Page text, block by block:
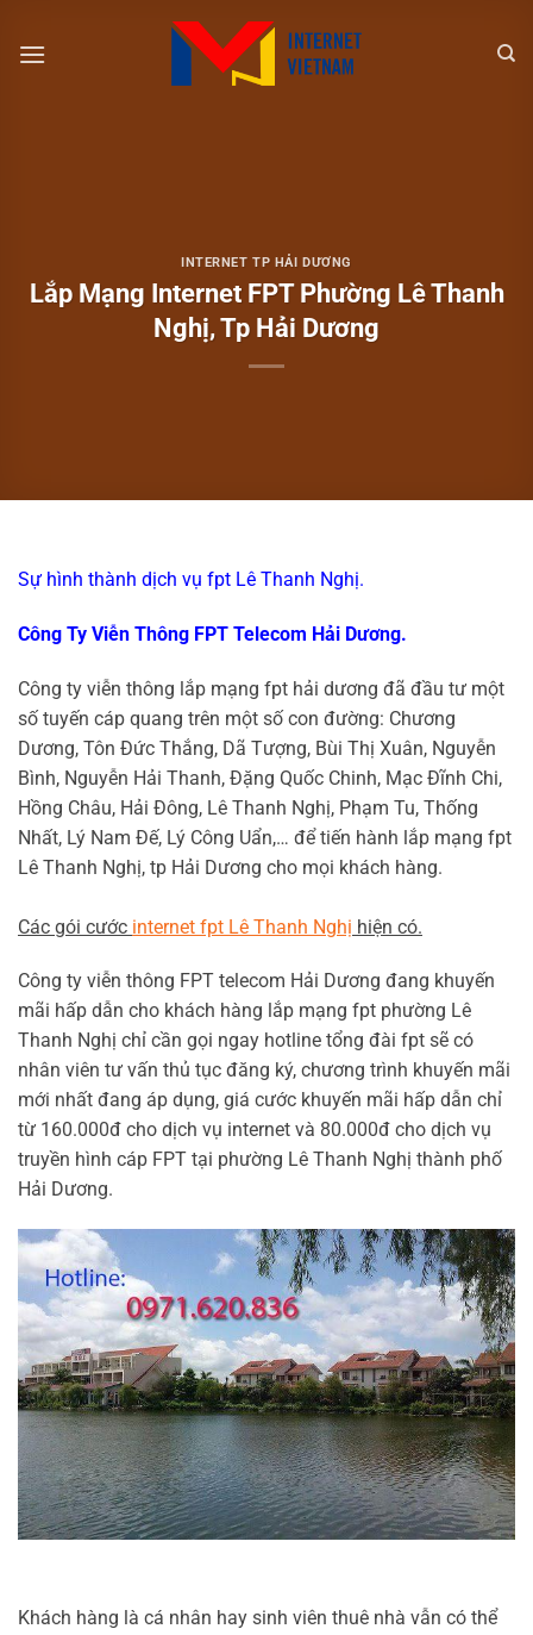
đến
INTERNET TP HẢI DƯƠNG
Lắp Mạng Internet FPT Phường Lê Thanh
Nghị, Tp Hải Dương
Sự hình thành dịch vụ fpt Lê Thanh Nghị.
Công Ty Viễn Thông FPT Telecom Hải Dương.
Công ty viễn thông lắp mạng fpt hải dương đã đầu tư một
số tuyến cáp quang trên một số con đường: Chương
Dương, Tôn Đức Thắng, Dã Tượng, Bùi Thị Xuân, Nguyễn
Bình, Nguyễn Hải Thanh, Đặng Quốc Chinh, Mạc Đĩnh Chi,
Hồng Châu, Hải Đông, Lê Thanh Nghị, Phạm Tu, Thống
Nhất, Lý Nam Đế, Lý Công Uẩn,… để tiến hành lắp mạng fpt
Lê Thanh Nghị, tp Hải Dương cho mọi khách hàng.
Các gói cước internet fpt Lê Thanh Nghị hiện có.
Công ty viễn thông FPT telecom Hải Dương đang khuyến
mãi hấp dẫn cho khách hàng lắp mạng fpt phường Lê
Thanh Nghị chỉ cần gọi ngay hotline tổng đài fpt sẽ có
nhân viên tư vấn thủ tục đăng ký, chương trình khuyến mãi
mới nhất đang áp dụng, giá cước khuyến mãi hấp dẫn chỉ
từ 160.000đ cho dịch vụ internet và 80.000đ cho dịch vụ
truyền hình cáp FPT tại phường Lê Thanh Nghị thành phố
Hải Dương.
Khách hàng là cá nhân hay sinh viên thuê nhà vẫn có thể